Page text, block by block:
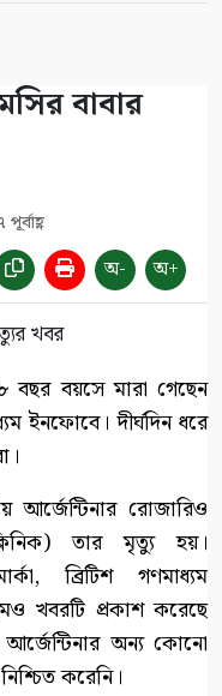
বাবার
অ- অ+
বছর বয়সে মারা গেছেন
ইনফোবে। দীর্ঘদিন ধরে
রোজারিও
তার মৃত্যু হয়।
ব্রিটিশ গণমাধ্যম
খবরটি প্রকাশ করেছে
অন্য কোনো
করেনি।